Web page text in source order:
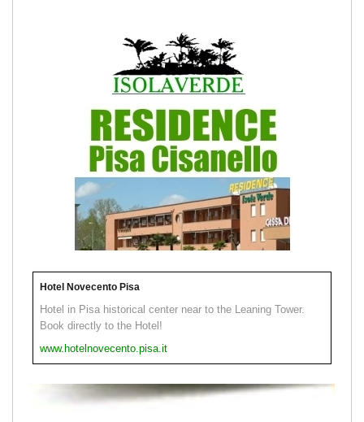
Hotel Novecento Pisa
Hotel in Pisa historical center near to the Leaning Tower.
Book directly to the Hotel!
www.hotelnovecento.pisa.it